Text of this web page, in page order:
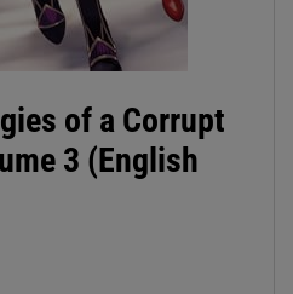
of a Corrupt
3 (English